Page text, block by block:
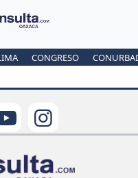
CONGRESO